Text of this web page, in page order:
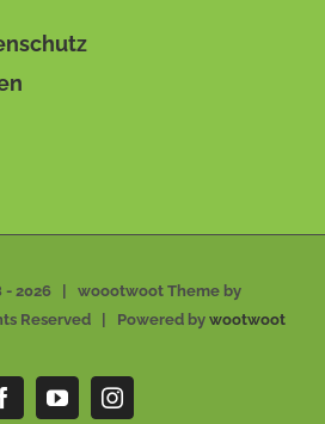
- 2026 | woootwoot Theme by
Reserved | Powered by wootwoot
FacebookYouTubeInstagram